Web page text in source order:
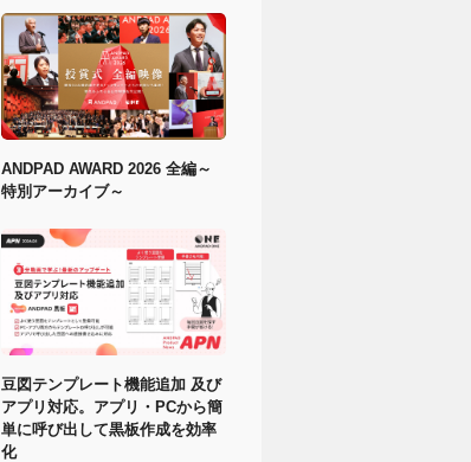
ANDPAD AWARD 2026 全編～
特別アーカイブ～
豆図テンプレート機能追加 及び
アプリ対応。アプリ・PCから簡
単に呼び出して黒板作成を効率
化